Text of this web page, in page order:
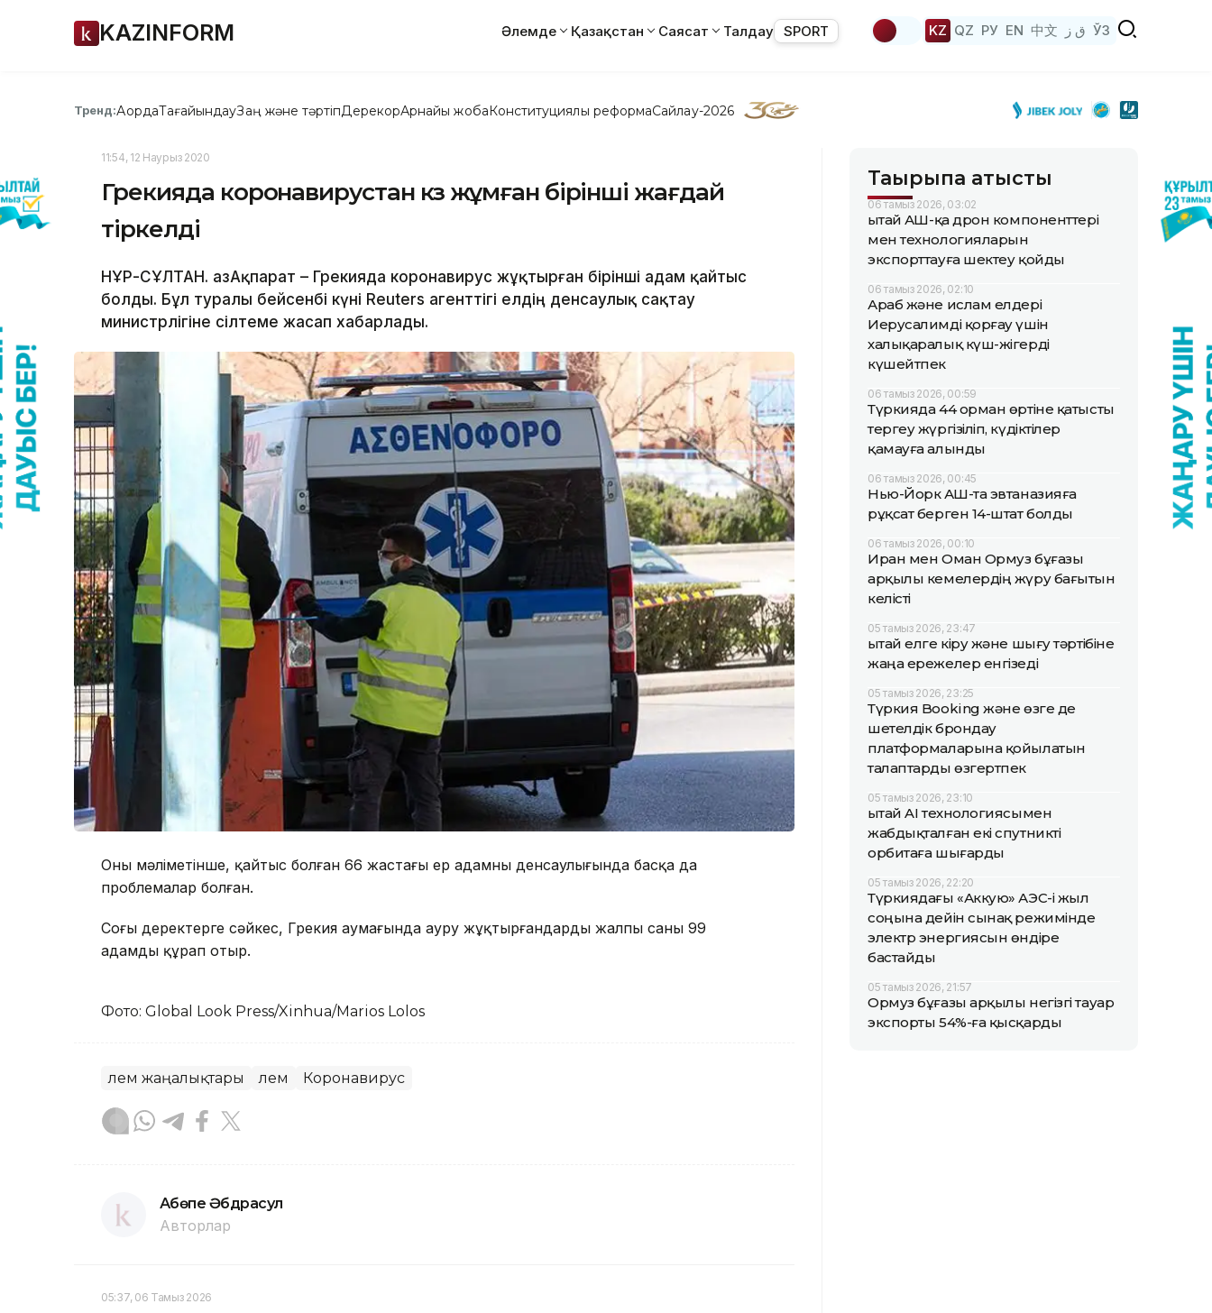
KAZINFORM Әлемде Қазақстан Саясат Талдау SPORT KZ QZ РУ EN 中文 ق ز ЎЗ
Тренд:АқордаТағайындауЗаң және тәртіпДерекқорАрнайы жобаКонституциялық реформаСайлау-2026
11:54, 12 Наурыз 2020
Грекияда коронавирустан көз жұмған бірінші жағдай
тіркелді
НҰР-СҰЛТАН. ҚазАқпарат – Грекияда коронавирус жұқтырған бірінші адам қайтыс
болды. Бұл туралы бейсенбі күні Reuters агенттігі елдің денсаулық сақтау
министрлігіне сілтеме жасап хабарлады.
Оның мәліметінше, қайтыс болған 66 жастағы ер адамның денсаулығында басқа да
проблемалар болған.
Соңғы деректерге сәйкес, Грекия аумағында ауру жұқтырғандардың жалпы саны 99
адамды құрап отыр.
Фото: Global Look Press/Xinhua/Marios Lolos
Әлем жаңалықтары Әлем Коронавирус
Ақбөпе Әбдрасул
Авторлар
05:37, 06 Тамыз 2026
Тақырыпқа қатысты
06 тамыз 2026, 03:02
Қытай АҚШ-қа дрон компоненттері
мен технологияларын
экспорттауға шектеу қойды
06 тамыз 2026, 02:10
Араб және ислам елдері
Иерусалимді қорғау үшін
халықаралық күш-жігерді
күшейтпек
06 тамыз 2026, 00:59
Түркияда 44 орман өртіне қатысты
тергеу жүргізіліп, күдіктілер
қамауға алынды
06 тамыз 2026, 00:45
Нью-Йорк АҚШ-та эвтаназияға
рұқсат берген 14-штат болды
06 тамыз 2026, 00:10
Иран мен Оман Ормуз бұғазы
арқылы кемелердің жүру бағытын
келісті
05 тамыз 2026, 23:47
Қытай елге кіру және шығу тәртібіне
жаңа ережелер енгізеді
05 тамыз 2026, 23:25
Түркия Booking және өзге де
шетелдік брондау
платформаларына қойылатын
талаптарды өзгертпек
05 тамыз 2026, 23:10
Қытай AI технологиясымен
жабдықталған екі спутникті
орбитаға шығарды
05 тамыз 2026, 22:20
Түркиядағы «Аккую» АЭС-і жыл
соңына дейін сынақ режимінде
электр энергиясын өндіре
бастайды
05 тамыз 2026, 21:57
Ормуз бұғазы арқылы негізгі тауар
экспорты 54%-ға қысқарды